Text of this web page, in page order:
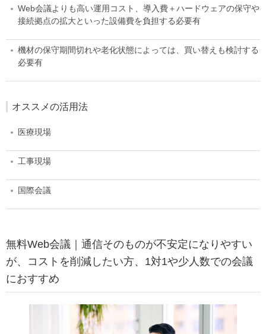
Web会議よりも高い運用コスト、導入費＋ハードウェアの保守や
接続拠点の拡大といった設備費を負担する必要有
機材の保守期間切れや老化状態によっては、買い替えも検討する
必要有
オススメの活用法
医療現場
工事現場
国際会議
無料Web会議｜通信そのものが不安定になりやすい
が、コストを削減したい方、1対1や少人数での会議
におすすめ